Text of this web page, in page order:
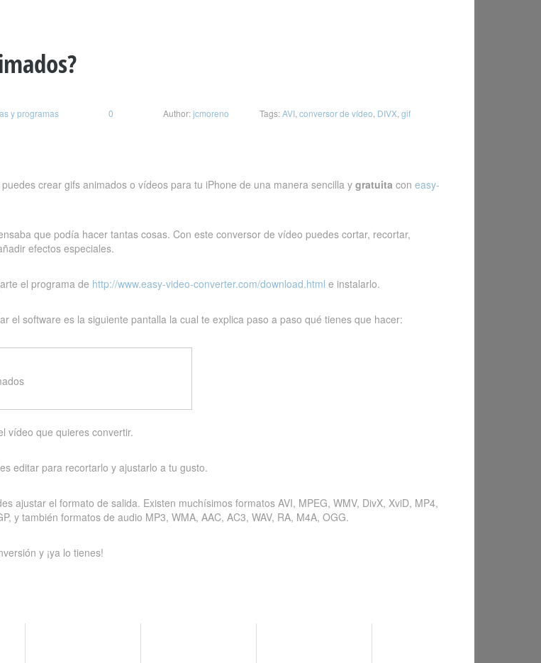
y programas 0 Author:jcmoreno Tags:AVI conversor de vídeo DIVX gif
crear gifs animados o vídeos para tu iPhone de una manera sencilla ygratuita con easy-
que podía hacer tantas cosas. Con este conversor de vídeo puedes cortar, recortar,
efectos especiales.
el programa de http://www.easy-video-converter.com/download.html e instalarlo.
el software es la siguiente pantalla la cual te explica paso a paso qué tienes que hacer:
vídeo que quieres convertir.
editar para recortarlo y ajustarlo a tu gusto.
ajustar el formato de salida. Existen muchísimos formatos AVI, MPEG, WMV, DivX, XviD, MP4,
y también formatos de audio MP3, WMA, AAC, AC3, WAV, RA, M4A, OGG.
y ¡ya lo tienes!